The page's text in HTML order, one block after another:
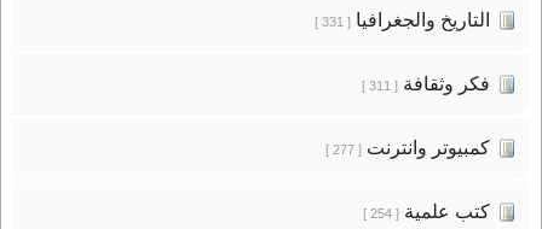
التاريخ والجغرافيا[ 331 ]
فكر وثقافة[ 311 ]
كمبيوتر وانترنت[ 277 ]
كتب علمية[ 254 ]